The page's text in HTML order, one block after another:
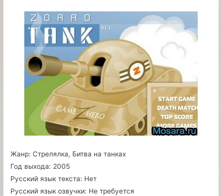
Жанр: Стрелялка, Битва на танках
Год выхода: 2005
Русский язык текста: Нет
Русский язык озвучки: Не требуется